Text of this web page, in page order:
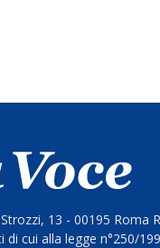
13 - 00195 Roma
cui alla legge n°250/